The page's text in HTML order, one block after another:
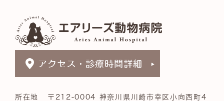
所在地
〒212-0004 神奈川県川崎市幸区小向西町4